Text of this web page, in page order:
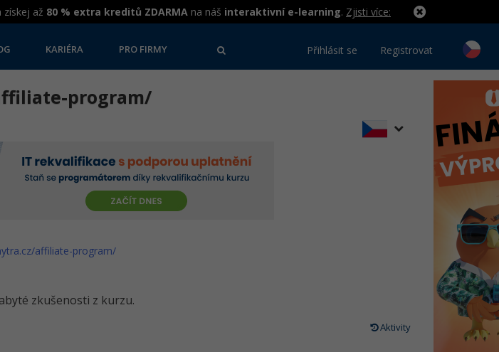
získej až 80 % extra kreditů ZDARMA na náš interaktivní e-learning. Zjisti více:
KARIÉRA PRO FIRMY Přihlásit se Registrovat
program/
affiliate-program/
zkušenosti z kurzu.
Aktivity